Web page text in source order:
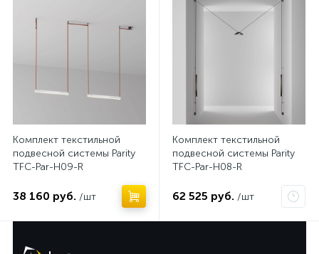
Комплект текстильной
подвесной системы Parity
TFC-Par-H09-R
38 160 руб. /шт
Комплект текстильной
подвесной системы Parity
TFC-Par-H08-R
62 525 руб. /шт